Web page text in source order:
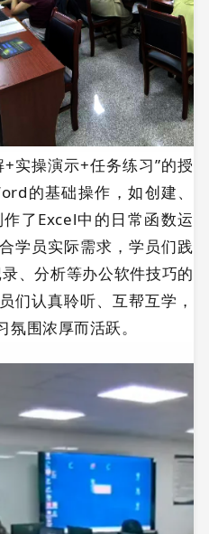
实操演示+任务练习”的授
的基础操作，如创建、
了Excel中的日常函数运
学员实际需求，学员们践
、分析等办公软件技巧的
们认真聆听、互帮互学，
氛围浓厚而活跃。